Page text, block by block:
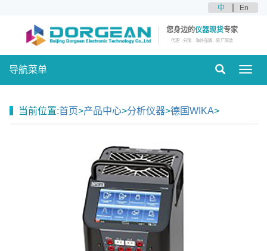
中 En
您身边的仪器现货专家
代理 分销 海外品牌 原厂原装
导航菜单
当前位置:首页>产品中心>分析仪器>德国WIKA>